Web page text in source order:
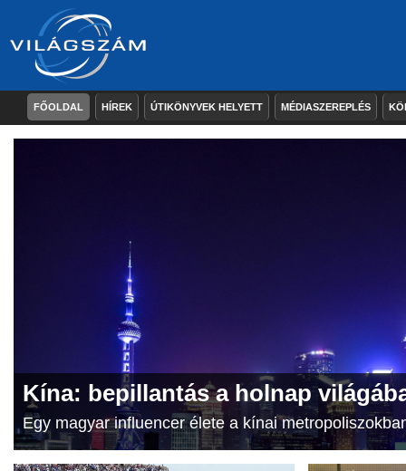
FŐOLDAL HÍREK ÚTIKÖNYVEK HELYETT MÉDIASZEREPLÉS
Kína: bepillantás a holnap
Egy magyar influencer élete a kínai